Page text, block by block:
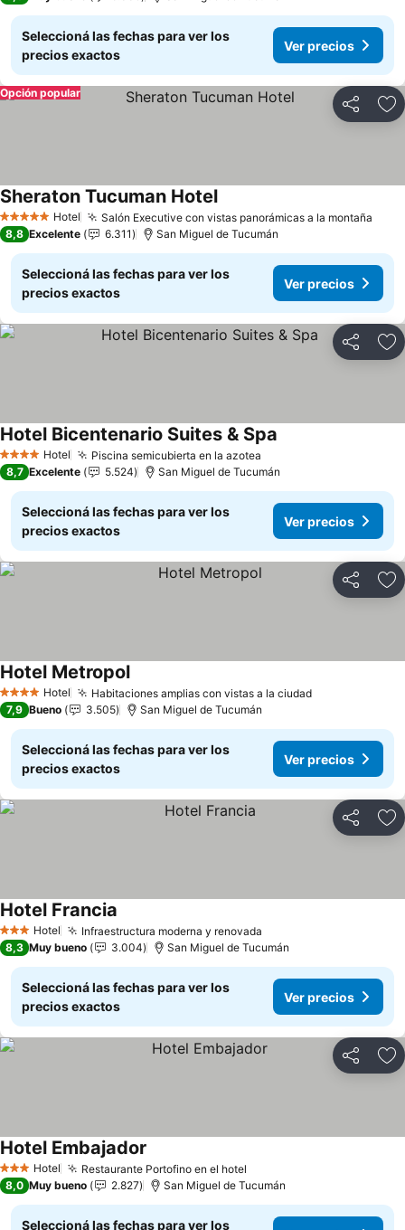
Seleccioná las fechas para ver los
precios exactos
Ver precios
Compartir
Opción popular
5 Estrellas Hotel Salón Executive con vistas panorámicas a la montaña
Sheraton Tucuman HotelVer precios
8,8 Excelente 6.311 San Miguel de Tucumán
Seleccioná las fechas para ver los
precios exactos
Ver precios
Compartir
4 EstrellasHotel Piscina semicubierta en la azotea
Hotel Bicentenario Suites & Spa
8,7 Excelente 5.524 San Miguel de Tucumán
Seleccioná las fechas para ver los
precios exactos
Ver precios
Compartir
4 EstrellasHotel Habitaciones amplias con vistas a la ciudadVer precios
Hotel MetropolVer precios
7,9 Bueno 3.505 San Miguel de Tucumán
Seleccioná las fechas para ver los
precios exactos
Ver precios
Compartir
3 Estrellas
Hotel Infraestructura moderna y renovada
Hotel Francia
8,3 Muy bueno 3.004 San Miguel de Tucumán
Seleccioná las fechas para ver los
precios exactos
Ver precios
Compartir
3 Estrellas
Hotel Restaurante Portofino en el hotel
Hotel Embajador
8,0 Muy bueno 2.827 San Miguel de Tucumán
Seleccioná las fechas para ver los